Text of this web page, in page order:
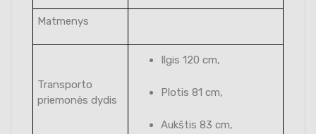
Matmenys
Transporto
priemonės dydis
Ilgis 120 cm,
Plotis 81 cm,
Aukštis 83 cm,